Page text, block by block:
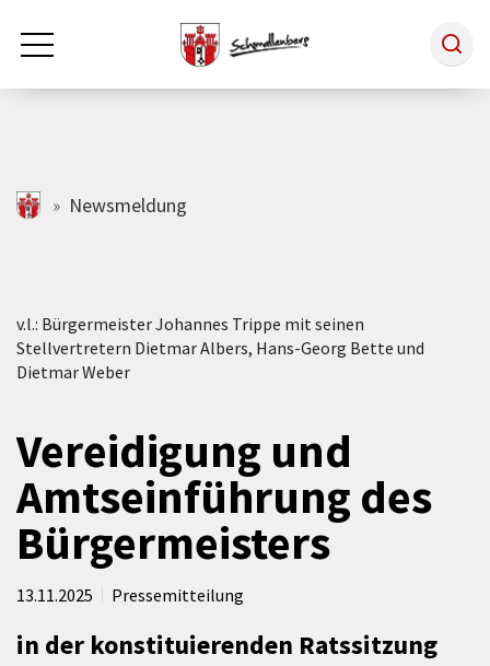
Zum Hauptinhalt springen
Rathaus & Politik
Tourismus
Wirtschaft
schmallenberg.de
Newsmeldung
v.l.: Bürgermeister Johannes Trippe mit seinen
Stellvertretern Dietmar Albers, Hans-Georg Bette und
Dietmar Weber
Vereidigung und
Amtseinführung des
Bürgermeisters
13.11.2025 Pressemitteilung
in der konstituierenden Ratssitzung